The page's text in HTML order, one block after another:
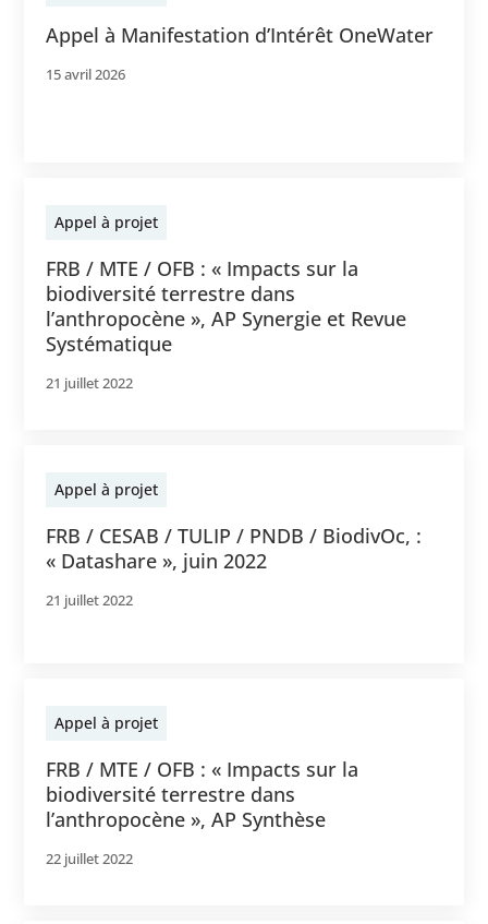
Appel à Manifestation d’Intérêt OneWater
15 avril 2026
Appel à projet
FRB / MTE / OFB : « Impacts sur la
biodiversité terrestre dans
l’anthropocène », AP Synergie et Revue
Systématique
21 juillet 2022
Appel à projet
FRB / CESAB / TULIP / PNDB / BiodivOc, :
« Datashare », juin 2022
21 juillet 2022
Appel à projet
FRB / MTE / OFB : « Impacts sur la
biodiversité terrestre dans
l’anthropocène », AP Synthèse
22 juillet 2022